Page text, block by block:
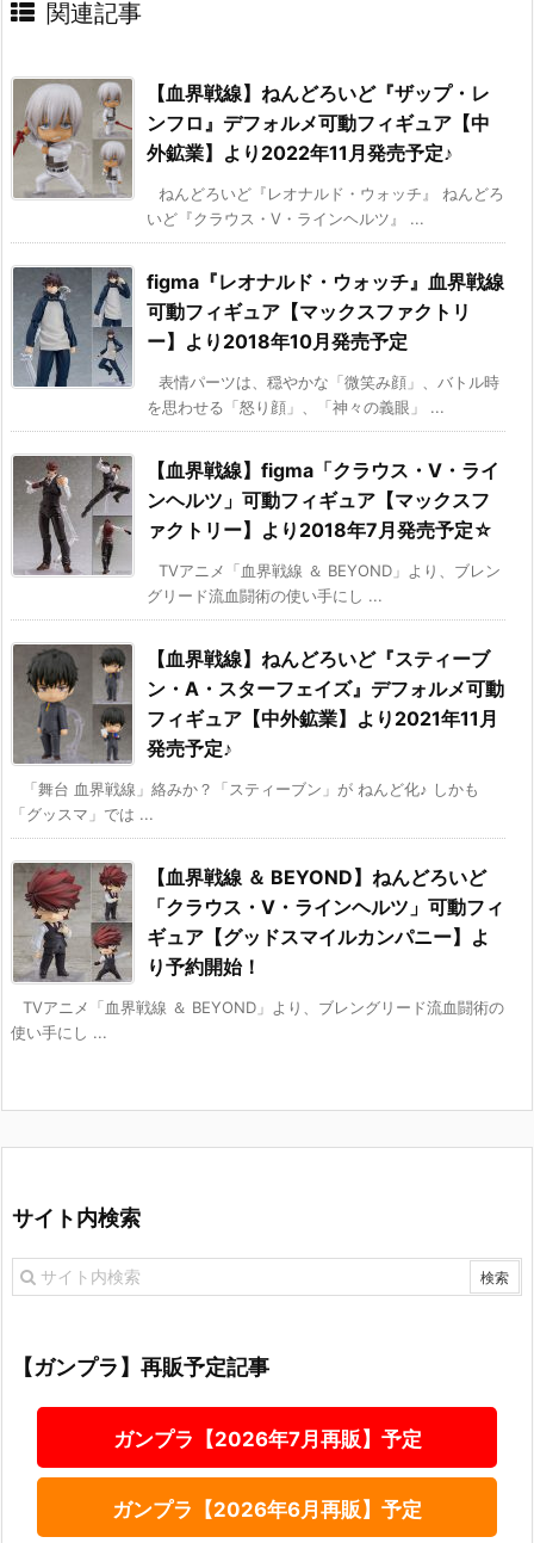
関連記事
【血界戦線】ねんどろいど『ザップ・レ
ンフロ』デフォルメ可動フィギュア【中
外鉱業】より2022年11月発売予定♪
ねんどろいど『レオナルド・ウォッチ』 ねんどろ
いど『クラウス・V・ラインヘルツ』 ...
figma『レオナルド・ウォッチ』血界戦線
可動フィギュア【マックスファクトリ
ー】より2018年10月発売予定
表情パーツは、穏やかな「微笑み顔」、バトル時
を思わせる「怒り顔」、「神々の義眼」 ...
【血界戦線】figma「クラウス・V・ライ
ンヘルツ」可動フィギュア【マックスフ
ァクトリー】より2018年7月発売予定☆
TVアニメ「血界戦線 ＆ BEYOND」より、ブレン
グリード流血闘術の使い手にし ...
【血界戦線】ねんどろいど『スティーブ
ン・A・スターフェイズ』デフォルメ可動
フィギュア【中外鉱業】より2021年11月
発売予定♪
「舞台 血界戦線」絡みか？「スティーブン」が ねんど化♪ しかも
「グッスマ」では ...
【血界戦線 ＆ BEYOND】ねんどろいど
「クラウス・V・ラインヘルツ」可動フィ
ギュア【グッドスマイルカンパニー】よ
り予約開始！
TVアニメ「血界戦線 ＆ BEYOND」より、ブレングリード流血闘術の
使い手にし ...
サイト内検索
【ガンプラ】再販予定記事
ガンプラ【2026年7月再販】予定
ガンプラ【2026年6月再販】予定